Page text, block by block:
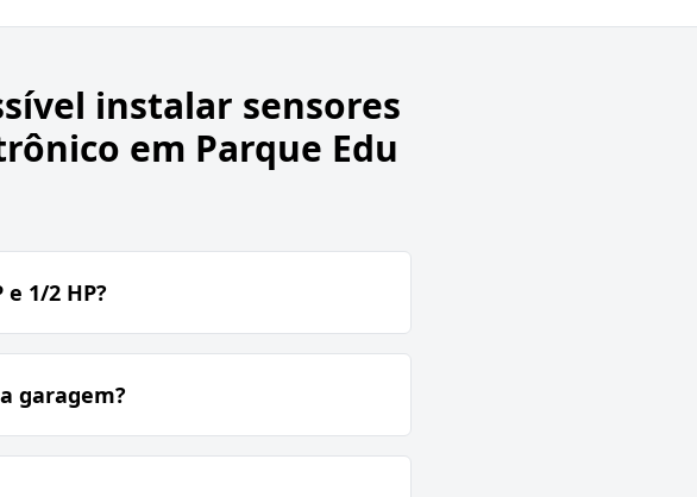
instalar sensores
em Parque Edu
1/2 HP?
garagem?